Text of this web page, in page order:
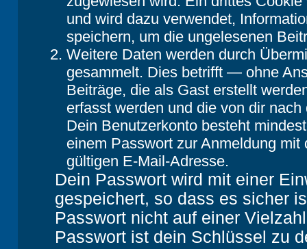
und wird dazu verwendet,
speichern, um die ungelesenen
Weitere Daten werden durch
gesammelt. Dies betrifft — ohne
Beiträge, die als Gast erstellt
erfasst werden und die von dir
Dein Benutzerkonto besteht
einem Passwort zur Anmeldung
gültigen E-Mail-Adresse.
Dein Passwort wird mit einer
gespeichert, so dass es sicher
Passwort nicht auf einer
Passwort ist dein Schlüssel zu